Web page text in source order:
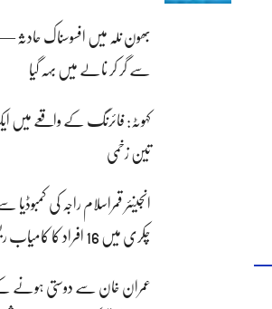
بھون نلہ میں افسوسناک حادثہ
سے گر کر نالے میں بہہ گیا
کہوٹہ: فائرنگ کے واقعے میں
تین زخمی
انجینئر قمراسلام راجہ کی
چکری میں 16 افراد کا کامیاب ریسکیو
عمران خان سے دوستی ہونے